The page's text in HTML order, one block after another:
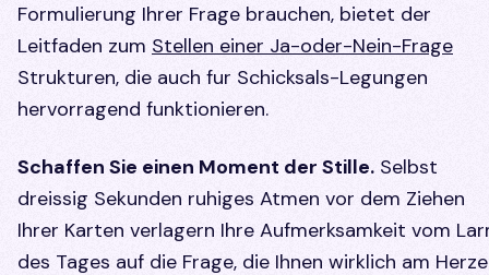
Formulierung Ihrer Frage brauchen, bietet der
Leitfaden zum Stellen einer Ja-oder-Nein-Frage
Strukturen, die auch fur Schicksals-Legungen
hervorragend funktionieren.
Schaffen Sie einen Moment der Stille. Selbst
dreissig Sekunden ruhiges Atmen vor dem Ziehen
Ihrer Karten verlagern Ihre Aufmerksamkeit vom
des Tages auf die Frage, die Ihnen wirklich am